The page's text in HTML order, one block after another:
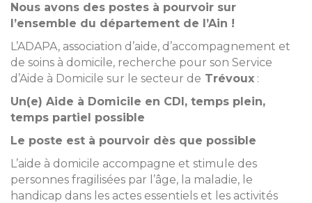
Nous avons des postes à pourvoir sur
l’ensemble du département de l’Ain !
L’ADAPA, association d’aide, d’accompagnement et
de soins à domicile, recherche pour son Service
d’Aide à Domicile sur le secteur de Trévoux :
Un(e) Aide à Domicile en CDI, temps plein,
temps partiel possible
Le poste est à pourvoir dès que possible
L’aide à domicile accompagne et stimule des
personnes fragilisées par l’âge, la maladie, le
handicap dans les actes essentiels et les activités